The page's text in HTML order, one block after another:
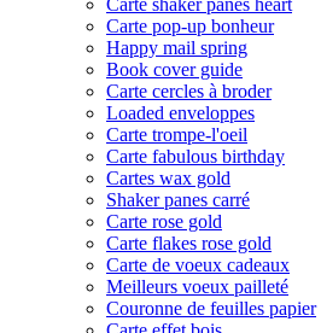
Carte shaker panes heart
Carte pop-up bonheur
Happy mail spring
Book cover guide
Carte cercles à broder
Loaded enveloppes
Carte trompe-l'oeil
Carte fabulous birthday
Cartes wax gold
Shaker panes carré
Carte rose gold
Carte flakes rose gold
Carte de voeux cadeaux
Meilleurs voeux pailleté
Couronne de feuilles papier